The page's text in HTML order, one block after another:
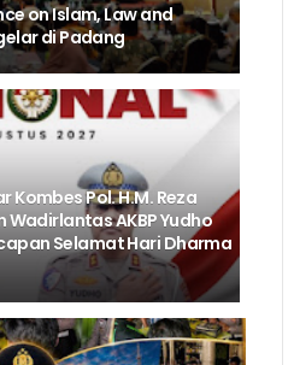
on Islam, Law and
di Padang
Pol. H.M. Reza
AKBP Yudho
Selamat Hari Dharma